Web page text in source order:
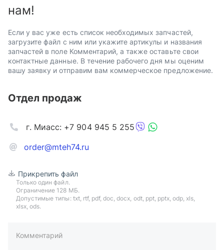
нам!
Если у вас уже есть список необходимых запчастей,
загрузите файл с ним или укажите артикулы и названия
запчастей в поле Комментарий, а также оставьте свои
контактные данные. В течение рабочего дня мы оценим
вашу заявку и отправим вам коммерческое предложение.
Отдел продаж
order@mteh74.ru
г. Миасс: +7 904 945 5 255
Прикрепить файл
Только один файл.
Ограничение 128 МБ.
Допустимые типы: txt, rtf, pdf, doc, docx, odt, ppt, pptx, odp, xls,
xlsx, ods.
Комментарий
пример: 89511234567 или +79511324567